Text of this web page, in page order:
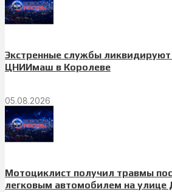
Экстренные службы
ЦНИИмаш в Королеве
05.08.2026
Мотоциклист получил травмы
легковым автомобилем на